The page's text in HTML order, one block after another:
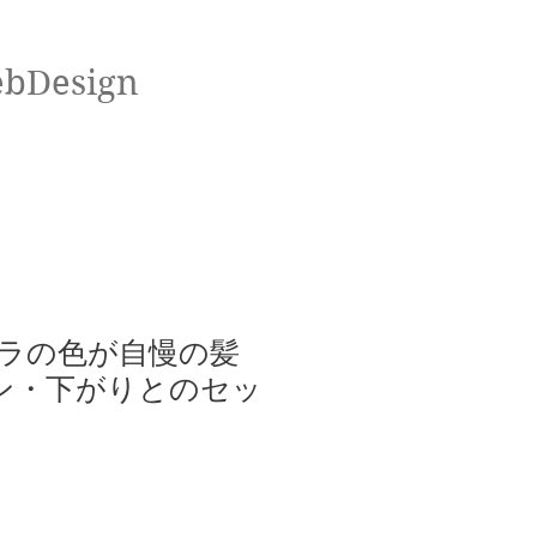
の色が自慢の髪
・下がりとのセッ